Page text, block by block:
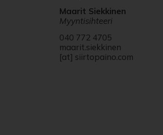
Maarit Siekkinen
Myyntisihteeri
040 772 4705
maarit.siekkinen
[at] siirtopaino.com